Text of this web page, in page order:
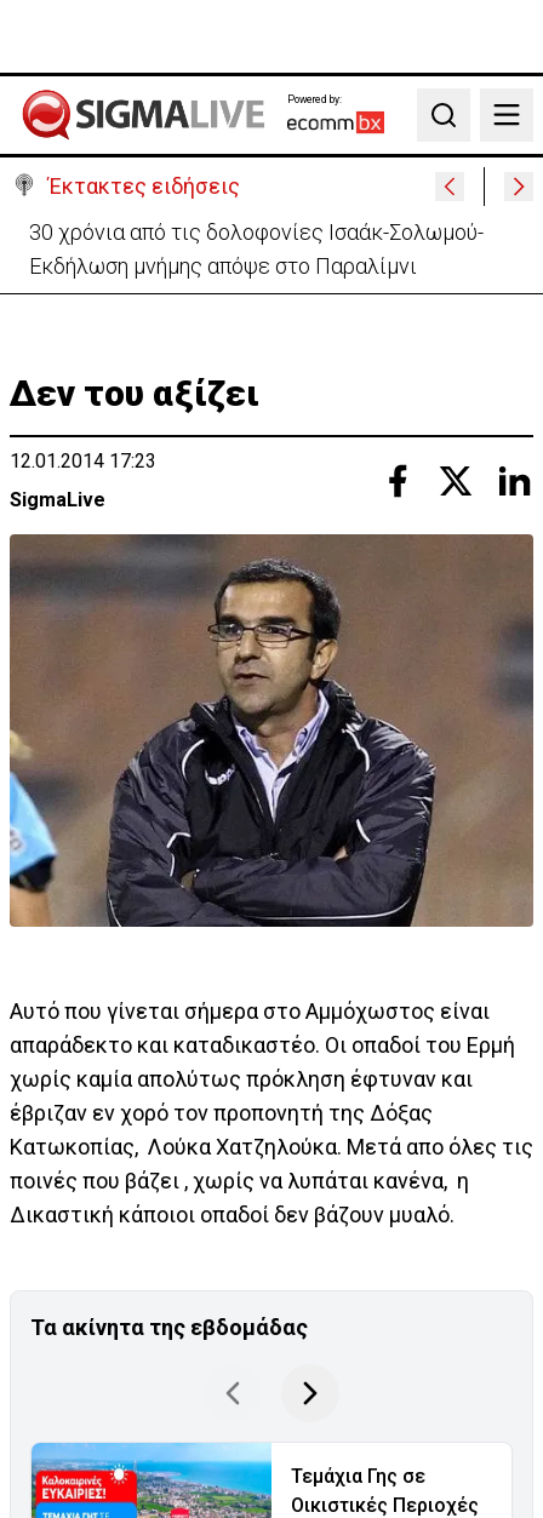
Powered by:
Search
Έκτακτες ειδήσεις
Τουρκία: Δεν «απειλεί» το ΝΑΤΟ η αμυντική
συμφωνία με Πακιστάν και Σ. Αραβία
Δεν του αξίζει
12.01.2014 17:23
SigmaLive
Αυτό που γίνεται σήμερα στο Αμμόχωστος είναι
απαράδεκτο και καταδικαστέο. Οι οπαδοί του Ερμή
χωρίς καμία απολύτως πρόκληση έφτυναν και
έβριζαν εν χορό τον προπονητή της Δόξας
Κατωκοπίας, Λούκα Χατζηλούκα. Μετά απο όλες τις
ποινές που βάζει , χωρίς να λυπάται κανένα, η
Δικαστική κάποιοι οπαδοί δεν βάζουν μυαλό.
Τα ακίνητα της εβδομάδας
Τεμάχια Γης σε
Οικιστικές Περιοχές